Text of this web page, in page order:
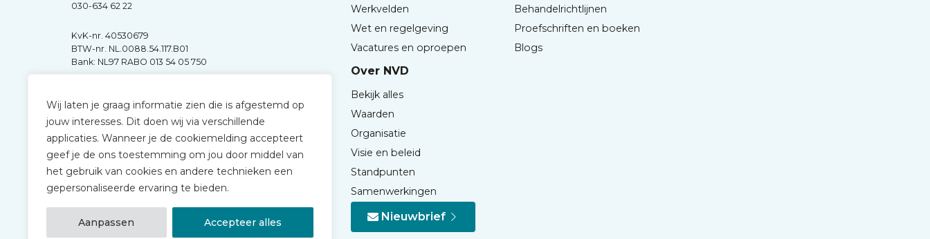
Wij laten je graag informatie zien die is afgestemd op
jouw interesses. Dit doen wij via verschillende
applicaties. Wanneer je de cookiemelding accepteert
geef je de ons toestemming om jou door middel van
het gebruik van cookies en andere technieken een
gepersonaliseerde ervaring te bieden.
Aanpassen Accepteer alles
030-634 62 22
KvK-nr. 40530679
BTW-nr. NL.0088.54.117.B01
Bank: NL97 RABO 013 54 05 750
Werkvelden
Wet en regelgeving
Vacatures en oproepen
Behandelrichtlijnen
Proefschriften en boeken
Blogs
Over NVD
Bekijk alles
Waarden
Organisatie
Visie en beleid
Standpunten
Samenwerkingen
Nieuwbrief